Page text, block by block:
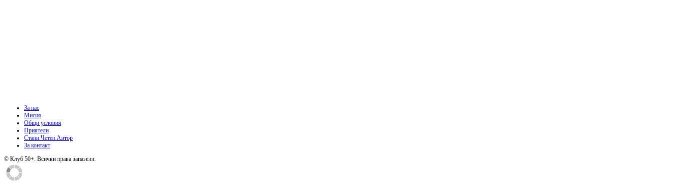
За нас
Мисия
Общи условия
Приятели
Стани Четен Автор
За контакт
© Клуб 50+. Всички права запазени.